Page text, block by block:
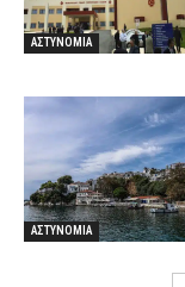
ΑΣΤΥΝΟΜΙΑ
ΑΣΤΥΝΟΜΙΑ